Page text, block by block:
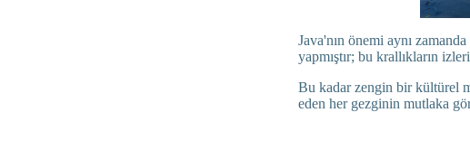
Java'nın önemi aynı
yapmıştır; bu krallıkların
Bu kadar zengin bir kültürel
eden her gezginin mutlaka